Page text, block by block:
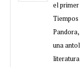
el
Tiempos
una